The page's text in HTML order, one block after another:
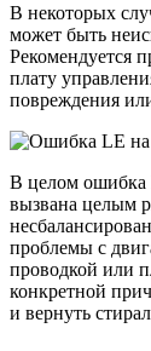
В некоторых
может быть
Рекомендуется
плату
повреждения
В целом ошибка
вызвана целым
проблемы с
проводкой или
конкретной
и вернуть